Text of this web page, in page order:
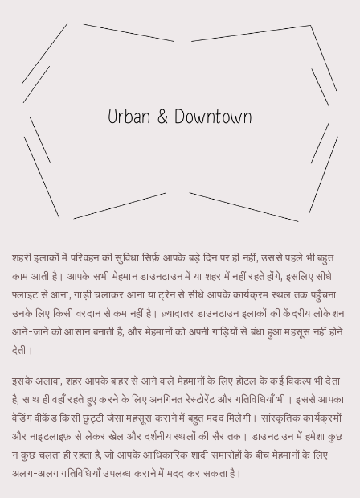
शहरी इलाकों में परिवहन की सुविधा सिर्फ़ आपके बड़े दिन पर ही नहीं, उससे पहले भी बहुत
काम आती है। आपके सभी मेहमान डाउनटाउन में या शहर में नहीं रहते होंगे, इसलिए सीधे
फ्लाइट से आना, गाड़ी चलाकर आना या ट्रेन से सीधे आपके कार्यक्रम स्थल तक पहुँचना
उनके लिए किसी वरदान से कम नहीं है। ज़्यादातर डाउनटाउन इलाकों की केंद्रीय लोकेशन
आने-जाने को आसान बनाती है, और मेहमानों को अपनी गाड़ियों से बंधा हुआ महसूस नहीं होने
देती।
इसके अलावा, शहर आपके बाहर से आने वाले मेहमानों के लिए होटल के कई विकल्प भी देता
है, साथ ही वहाँ रहते हुए करने के लिए अनगिनत रेस्टोरेंट और गतिविधियाँ भी। इससे आपका
वेडिंग वीकेंड किसी छुट्टी जैसा महसूस कराने में बहुत मदद मिलेगी। सांस्कृतिक कार्यक्रमों
और नाइटलाइफ़ से लेकर खेल और दर्शनीय स्थलों की सैर तक। डाउनटाउन में हमेशा कुछ
न कुछ चलता ही रहता है, जो आपके आधिकारिक शादी समारोहों के बीच मेहमानों के लिए
अलग-अलग गतिविधियाँ उपलब्ध कराने में मदद कर सकता है।